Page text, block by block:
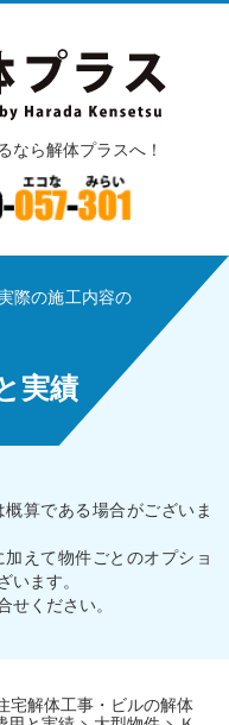
なら解体プラスへ！
際の施工内容の
実績
算である場合がございま
えて物件ごとのオプショ
ます。
ください。
宅解体工事・ビルの解体